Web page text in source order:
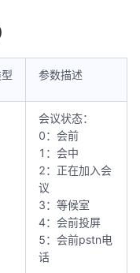
参数描述
会议状态：
0：会前
1：会中
2：正在加入会
议
3：等候室
4：会前投屏
5：会前pstn电
话